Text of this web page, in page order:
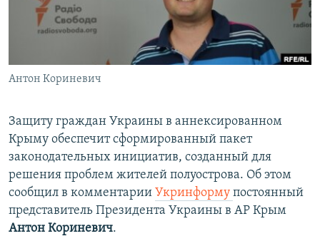
ПОБЕДИТЕЛЕЙ НЕ СУДЯТ?
КРЫМ.НЕПОКОРЕННЫЙ
УКРАИНСКАЯ ПРОБЛЕМА КРЫМА
ПРИСОЕДИНЯЙТЕСЬ!
Антон Кориневич
Защиту граждан Украины в аннексированном
Крыму обеспечит сформированный пакет
законодательных инициатив, созданный для
решения проблем жителей полуострова. Об этом
сообщил в комментарии Укринформу постоянный
представитель Президента Украины в АР Крым
Антон Кориневич.